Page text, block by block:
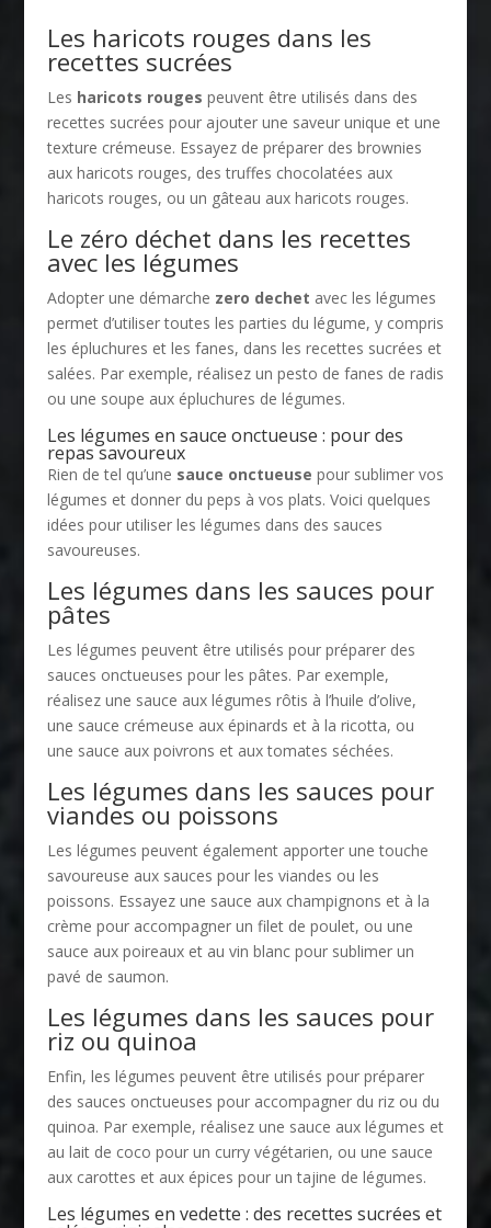
Les haricots rouges dans les
recettes sucrées
Les haricots rouges peuvent être utilisés dans des
recettes sucrées pour ajouter une saveur unique et une
texture crémeuse. Essayez de préparer des brownies
aux haricots rouges, des truffes chocolatées aux
haricots rouges, ou un gâteau aux haricots rouges.
Le zéro déchet dans les recettes
avec les légumes
Adopter une démarche zero dechet avec les légumes
permet d’utiliser toutes les parties du légume, y compris
les épluchures et les fanes, dans les recettes sucrées et
salées. Par exemple, réalisez un pesto de fanes de radis
ou une soupe aux épluchures de légumes.
Les légumes en sauce onctueuse : pour des
repas savoureux
Rien de tel qu’une sauce onctueuse pour sublimer vos
légumes et donner du peps à vos plats. Voici quelques
idées pour utiliser les légumes dans des sauces
savoureuses.
Les légumes dans les sauces pour
pâtes
Les légumes peuvent être utilisés pour préparer des
sauces onctueuses pour les pâtes. Par exemple,
réalisez une sauce aux légumes rôtis à l’huile d’olive,
une sauce crémeuse aux épinards et à la ricotta, ou
une sauce aux poivrons et aux tomates séchées.
Les légumes dans les sauces pour
viandes ou poissons
Les légumes peuvent également apporter une touche
savoureuse aux sauces pour les viandes ou les
poissons. Essayez une sauce aux champignons et à la
crème pour accompagner un filet de poulet, ou une
sauce aux poireaux et au vin blanc pour sublimer un
pavé de saumon.
Les légumes dans les sauces pour
riz ou quinoa
Enfin, les légumes peuvent être utilisés pour préparer
des sauces onctueuses pour accompagner du riz ou du
quinoa. Par exemple, réalisez une sauce aux légumes et
au lait de coco pour un curry végétarien, ou une sauce
aux carottes et aux épices pour un tajine de légumes.
Les légumes en vedette : des recettes sucrées et